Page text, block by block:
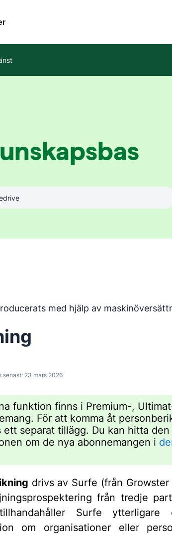
från engelska med hjälp av ett
med hjälp av
senast: 23 mars 2026
funktion finns i Premium-,
För att komma åt
ett separat tillägg. Du kan hitta den
om de nya abonnemangen i
drivs av Surfe (från Growster
från tredje
Surfe ytterligare
om organisationer eller